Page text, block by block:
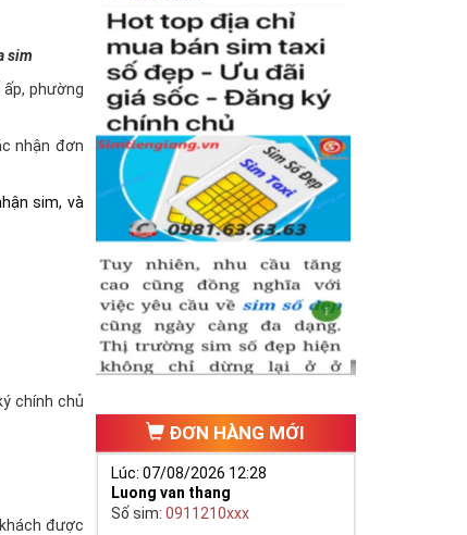
sim
phường
nhận đơn
sim, và
chính chủ
được
ĐƠN HÀNG MỚI
Lúc: 07/08/2026 12:28
Luong van thang
Số sim:0911210xxx